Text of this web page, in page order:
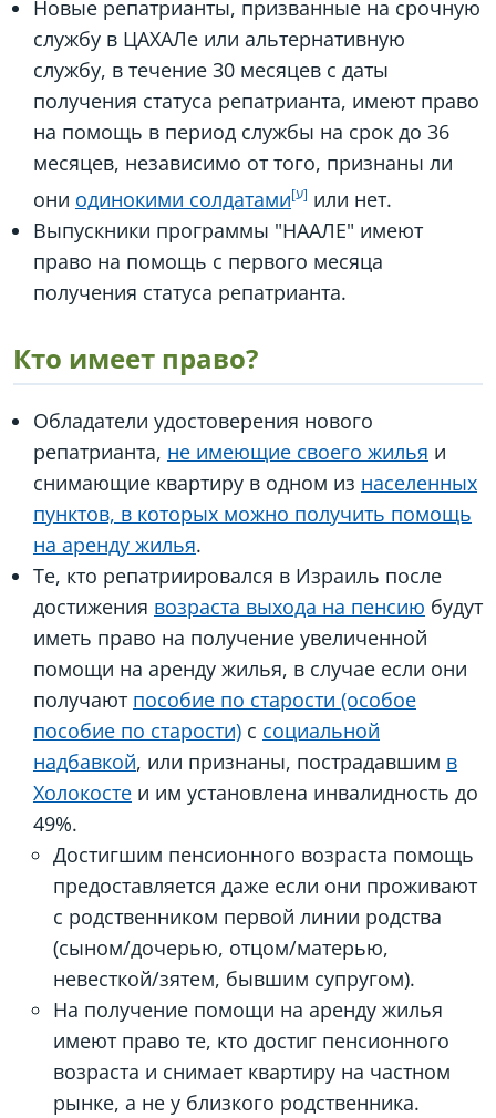
Новые репатрианты, призванные на срочную
службу в ЦАХАЛе или альтернативную
службу, в течение 30 месяцев с даты
получения статуса репатрианта, имеют право
на помощь в период службы на срок до 36
месяцев, независимо от того, признаны ли
они одинокими солдатами
или нет.
Выпускники программы "НААЛЕ" имеют
право на помощь с первого месяца
получения статуса репатрианта.
Кто имеет право?
Обладатели удостоверения нового
репатрианта, не имеющие своего жилья и
снимающие квартиру в одном из населенных
пунктов, в которых можно получить помощь
на аренду жилья.
Те, кто репатриировался в Израиль после
достижения возраста выхода на пенсию будут
иметь право на получение увеличенной
помощи на аренду жилья, в случае если они
получают пособие по старости (особое
пособие по старости) с социальной
надбавкой, или признаны, пострадавшим в
Холокосте и им установлена инвалидность до
49%.
Достигшим пенсионного возраста помощь
предоставляется даже если они проживают
с родственником первой линии родства
(сыном/дочерью, отцом/матерью,
невесткой/зятем, бывшим супругом).
На получение помощи на аренду жилья
имеют право те, кто достиг пенсионного
возраста и снимает квартиру на частном
рынке, а не у близкого родственника.